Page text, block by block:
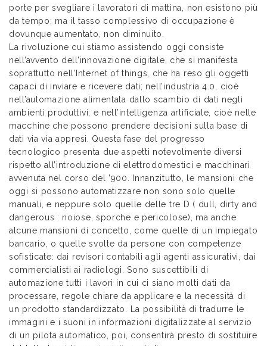
porte per svegliare i lavoratori di mattina, non esistono più
da tempo; ma il tasso complessivo di occupazione è
dovunque aumentato, non diminuito.
La rivoluzione cui stiamo assistendo oggi consiste
nell’avvento dell’innovazione digitale, che si manifesta
soprattutto nell’Internet of things, che ha reso gli oggetti
capaci di inviare e ricevere dati; nell’industria 4.0, cioè
nell’automazione alimentata dallo scambio di dati negli
ambienti produttivi; e nell’intelligenza artificiale, cioè nelle
macchine che possono prendere decisioni sulla base di
dati via via appresi. Questa fase del progresso
tecnologico presenta due aspetti notevolmente diversi
rispetto all’introduzione di elettrodomestici e macchinari
avvenuta nel corso del ’900. Innanzitutto, le mansioni che
oggi si possono automatizzare non sono solo quelle
manuali, e neppure solo quelle delle tre D ( dull, dirty and
dangerous : noiose, sporche e pericolose), ma anche
alcune mansioni di concetto, come quelle di un impiegato
bancario, o quelle svolte da persone con competenze
sofisticate: dai revisori contabili agli agenti assicurativi, dai
commercialisti ai radiologi. Sono suscettibili di
automazione tutti i lavori in cui ci siano molti dati da
processare, regole chiare da applicare e la necessità di
un prodotto standardizzato. La possibilità di tradurre le
immagini e i suoni in informazioni digitalizzate al servizio
di un pilota automatico, poi, consentirà presto di sostituire